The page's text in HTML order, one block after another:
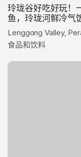
玲珑谷好吃好玩！
鱼，玲珑河鲜冷气
Lenggong Valley,
食品和饮料